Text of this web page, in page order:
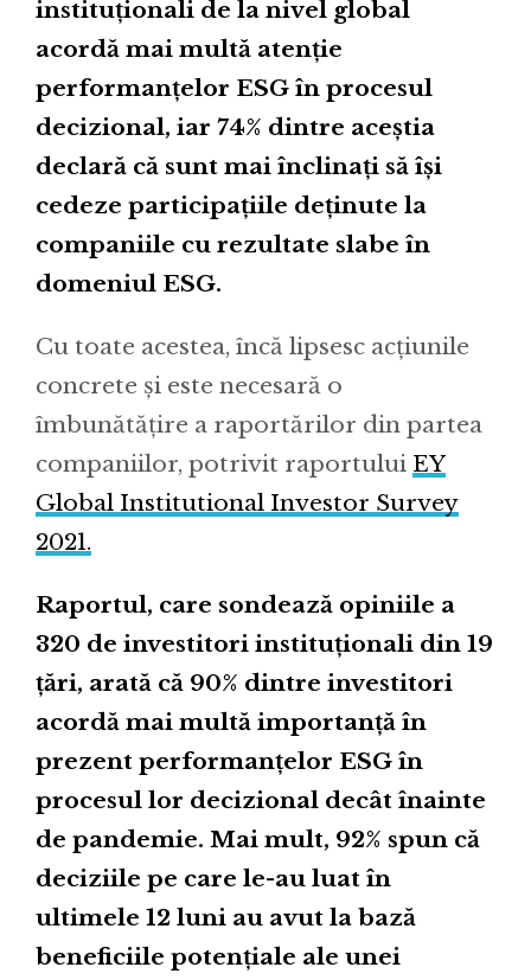
instituționali de la nivel global
acordă mai multă atenție
performanțelor ESG în procesul
decizional, iar 74% dintre aceștia
declară că sunt mai înclinați să își
cedeze participațiile deținute la
companiile cu rezultate slabe în
domeniul ESG.
Cu toate acestea, încă lipsesc acțiunile
concrete și este necesară o
îmbunătățire a raportărilor din partea
companiilor, potrivit raportului EY
Global Institutional Investor Survey
2021.
Raportul, care sondează opiniile a
320 de investitori instituționali din 19
țări, arată că 90% dintre investitori
acordă mai multă importanță în
prezent performanțelor ESG în
procesul lor decizional decât înainte
de pandemie. Mai mult, 92% spun că
deciziile pe care le-au luat în
ultimele 12 luni au avut la bază
beneficiile potențiale ale unei